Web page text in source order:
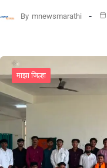
By mnewsmarathi
माझा जिल्हा